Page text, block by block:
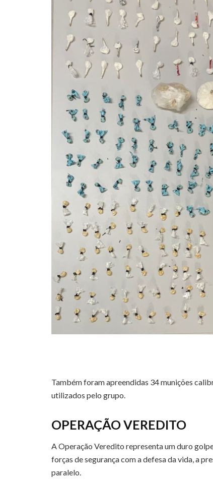
Também foram apreendidas 34 munições
utilizados pelo grupo.
OPERAÇÃO VEREDITO
A Operação Veredito representa um duro
forças de segurança com a defesa da vida, a
paralelo.